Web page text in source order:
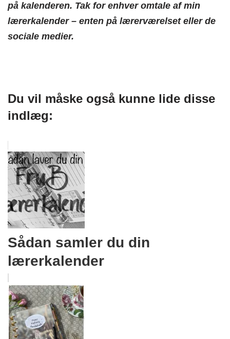
på kalenderen. Tak for enhver omtale af min
lærerkalender – enten på lærerværelset eller de
sociale medier.
Du vil måske også kunne lide disse
indlæg:
Sådan samler du din
lærerkalender